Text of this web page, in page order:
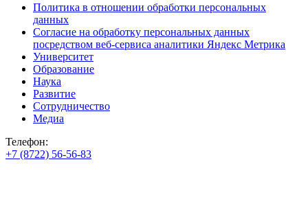
Политика в отношении обработки персональных
данных
Согласие на обработку персональных данных
посредством веб-сервиса аналитики Яндекс Метрика
Университет
Образование
Наука
Развитие
Сотрудничество
Медиа
Телефон:
+7 (8722) 56-56-83